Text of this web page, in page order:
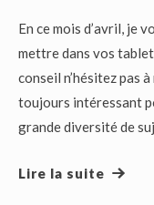
En ce mois d’avril, je
mettre dans vos
conseil n’hésitez pas
toujours intéressant
grande diversité de
Lire la suite